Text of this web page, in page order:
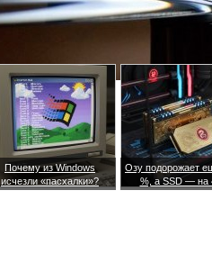
Почему из Windows
исчезли «пасхалки»?
Озу подорожает
%, а SSD — на